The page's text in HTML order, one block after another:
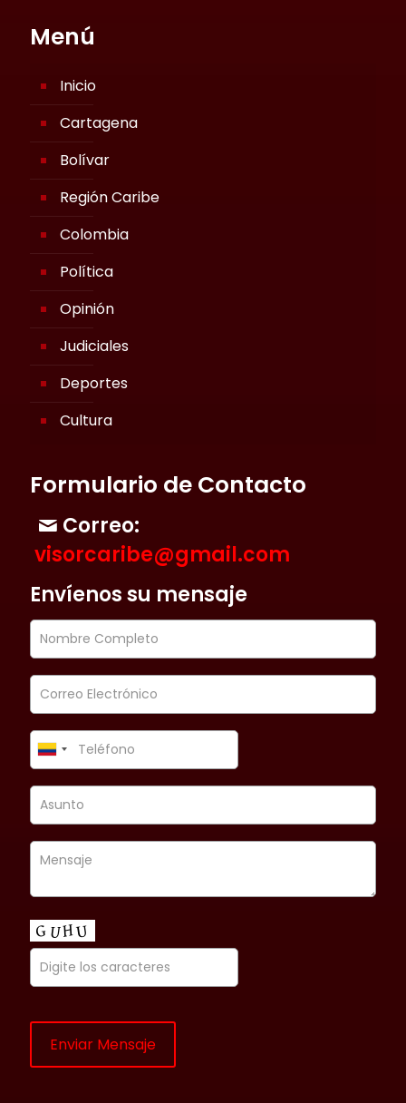
Menú
Inicio
Cartagena
Bolívar
Región Caribe
Colombia
Política
Opinión
Judiciales
Deportes
Cultura
Formulario de Contacto
Correo:
visorcaribe@gmail.com
Envíenos su mensaje